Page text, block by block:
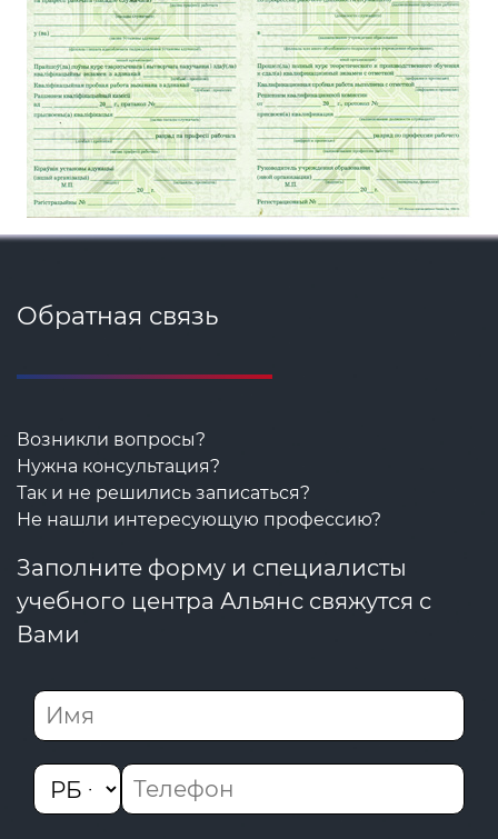
Обратная связь
Возникли вопросы?
Нужна консультация?
Так и не решились записаться?
Не нашли интересующую профессию?
Заполните форму и специалисты
учебного центра Альянс свяжутся с
Вами